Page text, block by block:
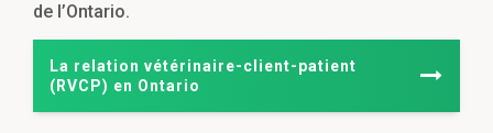
de l’Ontario.
La relation vétérinaire-client-patient
(RVCP) en Ontario